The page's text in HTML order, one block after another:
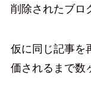
削除されたブロ
仮に同じ記事を
価されるまで数